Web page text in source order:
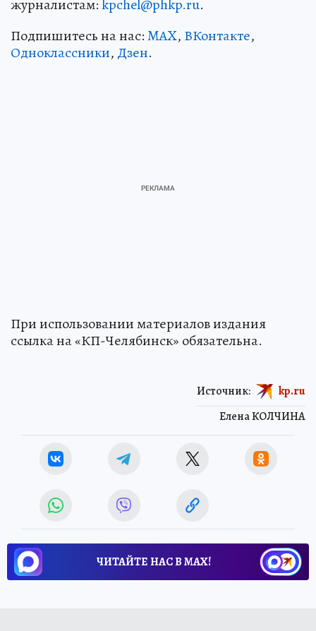
журналистам:kpchel@phkp.ru.
Подпишитесь на нас:MAX, ВКонтакте,
Одноклассники, Дзен.
При использовании материалов издания
ссылка на «КП-Челябинск» обязательна.
Елена КОЛЧИНА
Источник: kp.ru
ЧИТАЙТЕ НАС В МАХ!